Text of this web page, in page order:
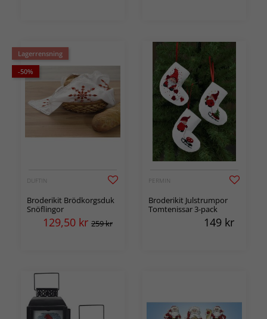
Lagerrensning
-50%
DUFTIN
Broderikit Brödkorgsduk
Snöflingor
129,50 kr 259 kr
PERMIN
Broderikit Julstrumpor
Tomtenissar 3-pack
149 kr